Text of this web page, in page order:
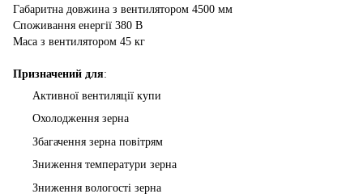
Габаритна довжина з вентилятором 4500 мм
Споживання енергії 380 В
Маса з вентилятором 45 кг
Призначений для:
Активної вентиляції купи
Охолодження зерна
Збагачення зерна повітрям
Зниження температури зерна
Зниження вологості зерна